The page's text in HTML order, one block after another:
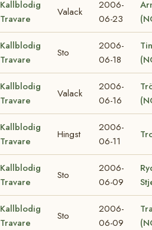
Kallblodig
Travare
Valack
2006-
06-23
Kallblodig
Travare
Sto
2006-
06-18
Kallblodig
Travare
Valack
2006-
06-16
Kallblodig
Travare
Hingst
2006-
06-11
Kallblodig
Travare
Sto
2006-
06-09
Kallblodig
Travare
Sto
2006-
06-09